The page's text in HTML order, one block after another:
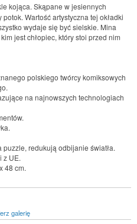
kojąca. Skąpane w jesiennych
Wartość artystyczna tej okładki
wydaje się być sielskie. Mina
jest chłopiec, który stoi przed nim
polskiego twórcy komiksowych
na najnowszych technologiach
puzzle, redukują odbijanie światła.
z UE.
48 cm.
galerię